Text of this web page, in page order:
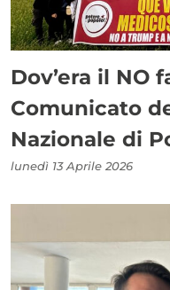
Dov’era il NO
Comunicato
Nazionale di
lunedì 13 Aprile 2026